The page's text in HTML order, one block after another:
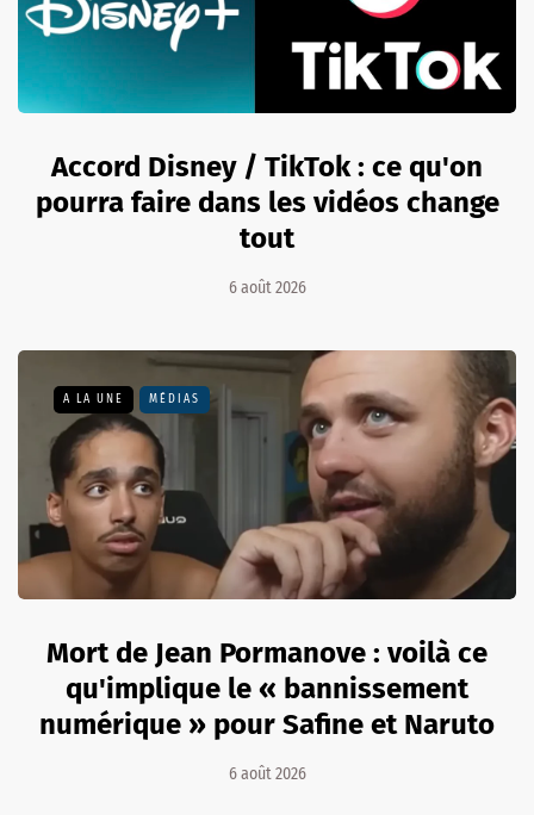
Accord Disney / TikTok : ce qu'on
pourra faire dans les vidéos change
tout
6 août 2026
A LA UNE MÉDIAS
Mort de Jean Pormanove : voilà ce
qu'implique le « bannissement
numérique » pour Safine et Naruto
6 août 2026